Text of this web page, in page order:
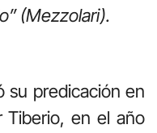
(Mezzolari).
su predicación en
Tiberio, en el año